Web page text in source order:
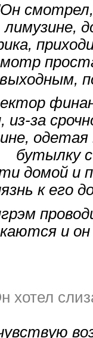
лимузине,
из-за
бутылку
домой и
к его
и
хотел